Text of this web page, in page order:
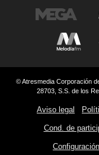
© Atresmedia Corporación
28703, S.S. de los
Aviso legal
Cond. de